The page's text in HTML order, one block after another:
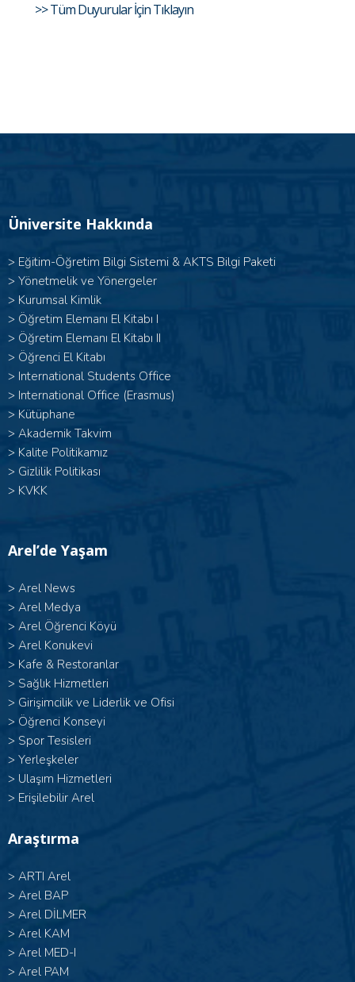
>> Tüm Duyurular İçin Tıklayın
Üniversite Hakkında
> Eğitim-Öğretim Bilgi Sistemi & AKTS Bilgi Paketi
> Yönetmelik ve Yönergeler
> Kurumsal Kimlik
> Öğretim Elemanı El Kitabı I
> Öğretim Elemanı El Kitabı II
> Öğrenci El Kitabı
> International Students Office
> International Office (Erasmus)
> Kütüphane
> Akademik Takvim
> Kalite Politikamız
> Gizlilik Politikası
> KVKK
Arel’de Yaşam
> Arel News
> Arel Medya
> Arel Öğrenci Köyü
> Arel Konukevi
> Kafe & Restoranlar
> Sağlık Hizmetleri
> Girişimcilik ve Liderlik ve Ofisi
> Öğrenci Konseyi
> Spor Tesisleri
> Yerleşkeler
> Ulaşım Hizmetleri
> Erişilebilir Arel
Araştırma
> ARTI Arel
> Arel BAP
> Arel DİLMER
> Arel KAM
> Arel MED-I
> Arel PAM